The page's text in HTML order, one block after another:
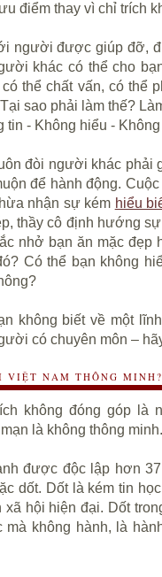
điểm thay vì chỉ trích
người được giúp đỡ,
khác có thể cho
có thể chất vấn, có thể
sao phải làm thế?
tin - Không hiểu -
đòi người khác phải
để hành động.
nhận sự kém hiểu
thầy cô định hướng
nhở bạn ăn mặc đẹp
Có thể bạn không
không biết về một
có chuyên môn –
VIỆT NAM THÔNG MINH?
không đóng góp là
là không thông minh
được độc lập hơn
dốt. Dốt là kém tin
xã hội hiện đại. Dốt
mà không hành, là